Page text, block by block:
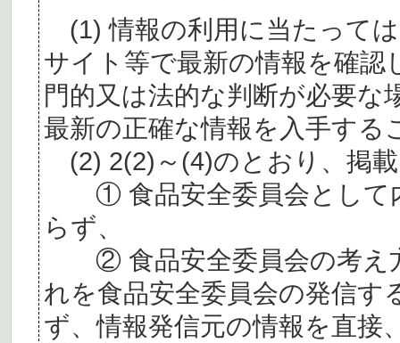
(1) 情報の利用に当たって
サイト等で最新の情報を確認
門的又は法的な判断が必要
最新の正確な情報を入手する
(2) 2(2)～(4)のとおり、掲
① 食品安全委員会として
らず、
② 食品安全委員会の考え
れを食品安全委員会の発信す
ず、情報発信元の情報を直接